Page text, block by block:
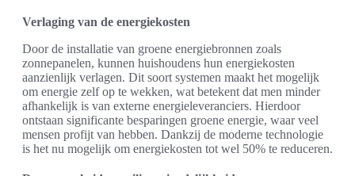
Verlaging van de energiekosten
Door de installatie van groene energiebronnen zoals
zonnepanelen, kunnen huishoudens hun energiekosten
aanzienlijk verlagen. Dit soort systemen maakt het mogelijk
om energie zelf op te wekken, wat betekent dat men minder
afhankelijk is van externe energieleveranciers. Hierdoor
ontstaan significante besparingen groene energie, waar veel
mensen profijt van hebben. Dankzij de moderne technologie
is het nu mogelijk om energiekosten tot wel 50% te reduceren.